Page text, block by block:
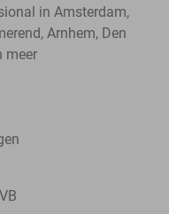
in Amsterdam,
Arnhem, Den
meer